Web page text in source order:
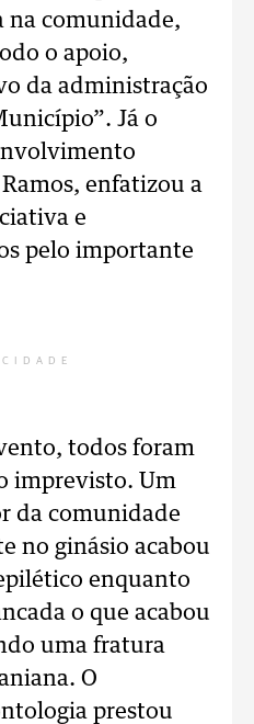
na comunidade,
o apoio,
da administração
Já o
enfatizou a
e
pelo importante
todos foram
imprevisto. Um
da comunidade
no ginásio acabou
enquanto
o que acabou
uma fratura
O
prestou